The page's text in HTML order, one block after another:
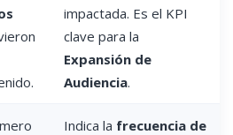
impactada. Es el KPI
clave para la
Expansión de
Audiencia.
Indica la frecuencia de